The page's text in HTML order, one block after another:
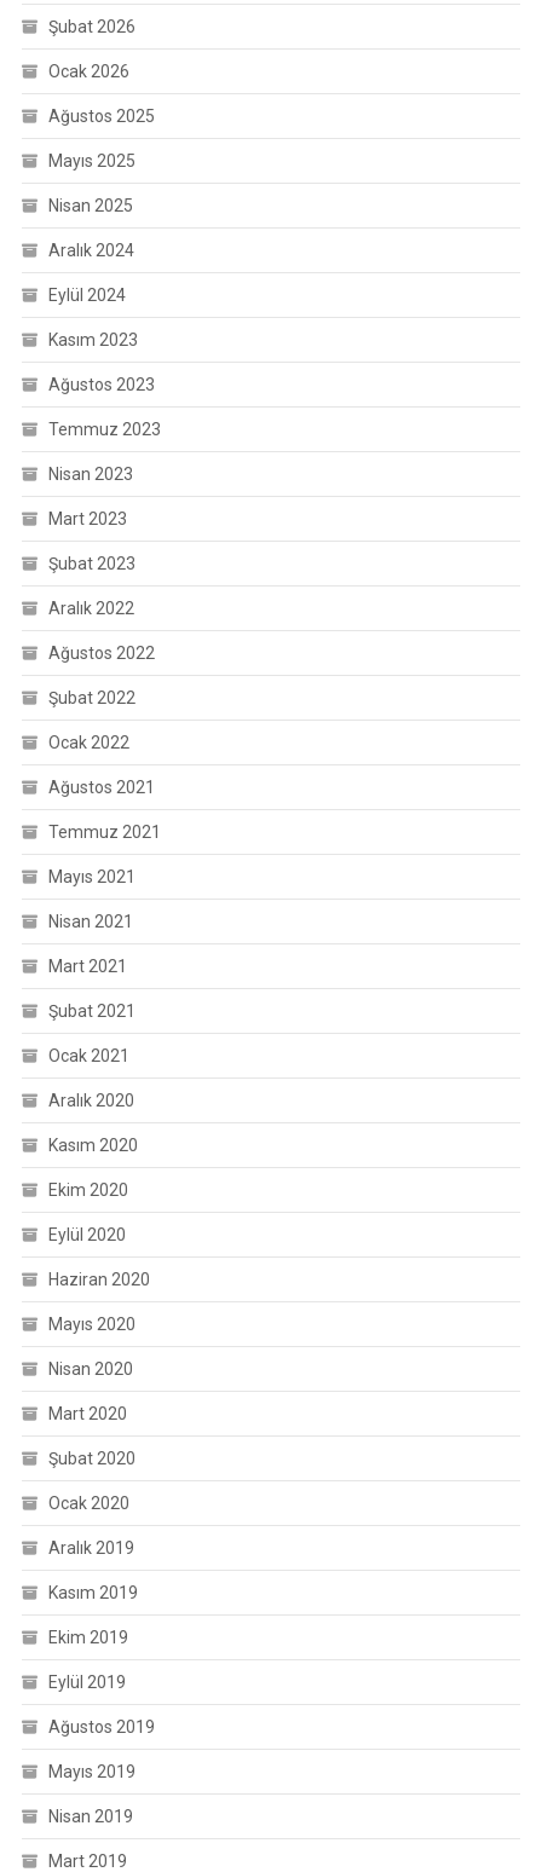
Şubat 2026
Ocak 2026
Ağustos 2025
Mayıs 2025
Nisan 2025
Aralık 2024
Eylül 2024
Kasım 2023
Ağustos 2023
Temmuz 2023
Nisan 2023
Mart 2023
Şubat 2023
Aralık 2022
Ağustos 2022
Şubat 2022
Ocak 2022
Ağustos 2021
Temmuz 2021
Mayıs 2021
Nisan 2021
Mart 2021
Şubat 2021
Ocak 2021
Aralık 2020
Kasım 2020
Ekim 2020
Eylül 2020
Haziran 2020
Mayıs 2020
Nisan 2020
Mart 2020
Şubat 2020
Ocak 2020
Aralık 2019
Kasım 2019
Ekim 2019
Eylül 2019
Ağustos 2019
Mayıs 2019
Nisan 2019
Mart 2019